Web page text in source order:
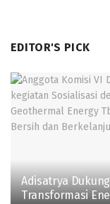
EDITOR'S PICK
Adisatrya
Transformasi